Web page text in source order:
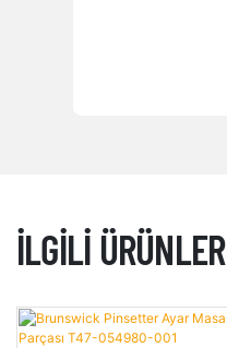
İLGILI ÜRÜNLER